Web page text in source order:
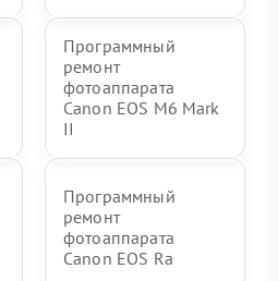
Программный
ремонт
фотоаппарата
Canon EOS M6 Mark
II
Программный
ремонт
фотоаппарата
Canon EOS Ra